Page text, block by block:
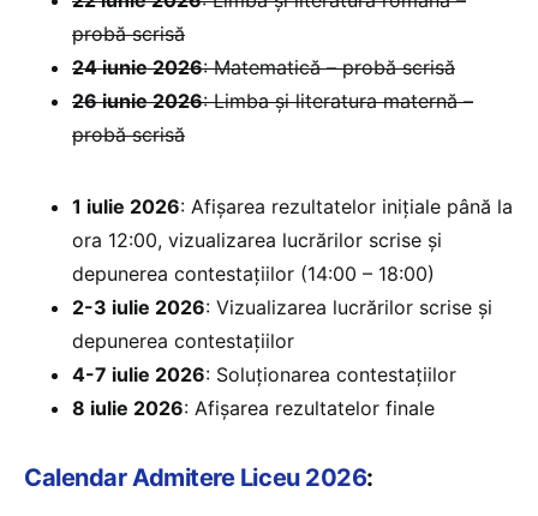
probă scrisă
24 iunie 2026: Matematică – probă scrisă
26 iunie 2026: Limba și literatura maternă –
probă scrisă
1 iulie 2026: Afișarea rezultatelor inițiale până la
ora 12:00, vizualizarea lucrărilor scrise și
depunerea contestațiilor (14:00 – 18:00)
2-3 iulie 2026: Vizualizarea lucrărilor scrise și
depunerea contestațiilor
4-7 iulie 2026: Soluționarea contestațiilor
8 iulie 2026: Afișarea rezultatelor finale
Calendar Admitere Liceu 2026: